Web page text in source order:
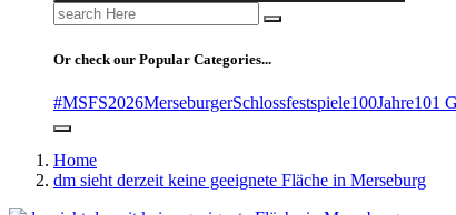
Search
for:
Or check our Popular Categories...
#MSFS2026MerseburgerSchlossfestspiele100Jahre101
Home
dm sieht derzeit keine geeignete Fläche in Merseburg